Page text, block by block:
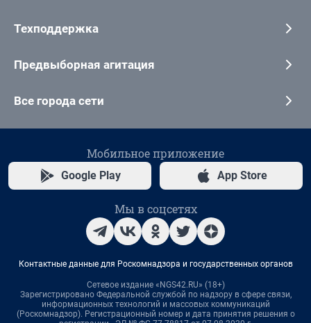
Техподдержка
Предвыборная агитация
Все города сети
Мобильное приложение
Google Play App Store
Мы в соцсетях
Контактные данные для Роскомнадзора и государственных органов
Сетевое издание «NGS42.RU» (18+)
Зарегистрировано Федеральной службой по надзору в сфере связи,
информационных технологий и массовых коммуникаций
(Роскомнадзор). Регистрационный номер и дата принятия решения о